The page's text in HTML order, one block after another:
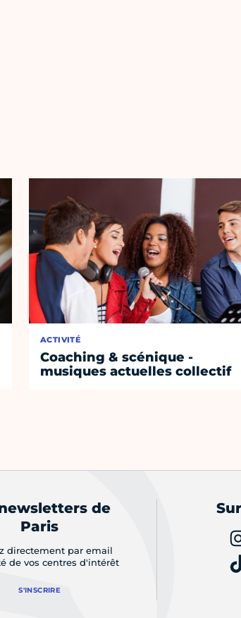
ACTIVITÉ
Coaching & scénique -
musiques actuelles collectif
de
Paris
directement par email
de vos centres d'intérêt
S'INSCRIRE